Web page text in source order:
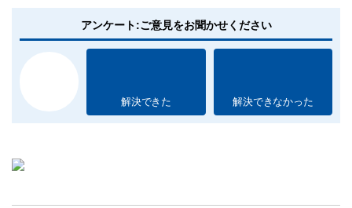
アンケート:ご意見をお聞かせください
解決できた 解決できなかった